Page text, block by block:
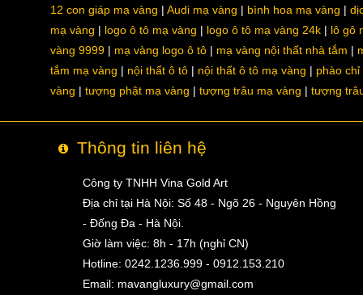
12 con giáp mạ vàng Audi mạ vàng bình hoa mạ vàng
mạ vàng
logo ô tô mạ vàng logo ô tô mạ vàng 24k
lô gô
vàng 9999
mạ vàng logo ô tô mạ vàng nội thất nhà tắm
tắm mạ vàng
nội thất ô tô nội thất ô tô mạ vàng
phào chỉ
vàng
tượng phật mạ vàng tượng trâu mạ vàng tượng
Thông tin liên hệ
Công ty TNHH Vina Gold Art
Địa chỉ tại Hà Nội: Số 48 - Ngõ 26 - Nguyên Hồng
- Đống Đa - Hà Nội.
Giờ làm việc: 8h - 17h (nghỉ CN)
Hotline: 0242.1236.999 - 0912.153.210
Email: mavangluxury@gmail.com